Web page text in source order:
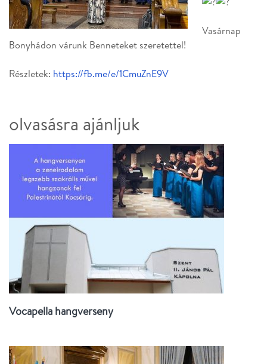
Vasárnap
Bonyhádon várunk Benneteket szeretettel!
Részletek: https://fb.me/e/1CmuZnE9V
olvasásra ajánljuk
Vocapella hangverseny